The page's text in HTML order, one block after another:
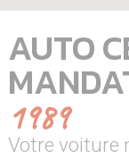
AUTO
1989
Votre voiture